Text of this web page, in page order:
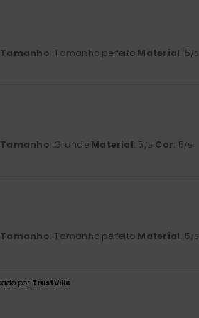
Tamanho: Tamanho perfeito Material: 5/5
Tamanho: Grande Material: 5 /5 Cor: 5/5
Tamanho: Tamanho perfeito Material: 5/5
por TrustVille